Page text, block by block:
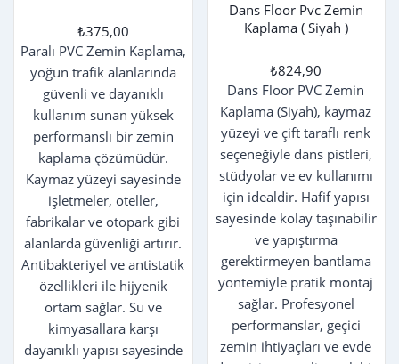
₺375,00
Paralı PVC Zemin Kaplama,
yoğun trafik alanlarında
güvenli ve dayanıklı
kullanım sunan yüksek
performanslı bir zemin
kaplama çözümüdür.
Kaymaz yüzeyi sayesinde
işletmeler, oteller,
fabrikalar ve otopark gibi
alanlarda güvenliği artırır.
Antibakteriyel ve antistatik
özellikleri ile hijyenik
ortam sağlar. Su ve
kimyasallara karşı
dayanıklı yapısı sayesinde
Dans Floor Pvc Zemin
Kaplama ( Siyah )
₺824,90
Dans Floor PVC Zemin
Kaplama (Siyah), kaymaz
yüzeyi ve çift taraflı renk
seçeneğiyle dans pistleri,
stüdyolar ve ev kullanımı
için idealdir. Hafif yapısı
sayesinde kolay taşınabilir
ve yapıştırma
gerektirmeyen bantlama
yöntemiyle pratik montaj
sağlar. Profesyonel
performanslar, geçici
zemin ihtiyaçları ve evde